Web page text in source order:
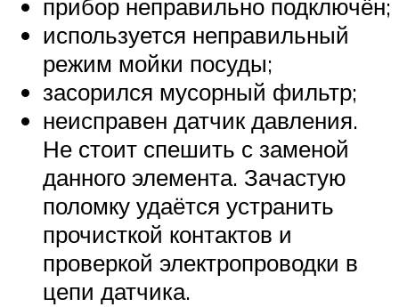
прибор неправильно подключён;
используется неправильный
режим мойки посуды;
засорился мусорный фильтр;
неисправен датчик давления.
Не стоит спешить с заменой
данного элемента. Зачастую
поломку удаётся устранить
прочисткой контактов и
проверкой электропроводки в
цепи датчика.